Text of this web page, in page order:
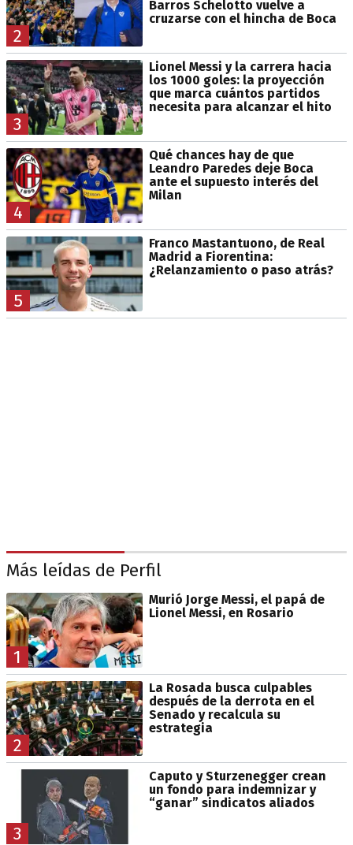
2
Barros Schelotto vuelve a
cruzarse con el hincha de Boca
3
Lionel Messi y la carrera hacia
los 1000 goles: la proyección
que marca cuántos partidos
necesita para alcanzar el hito
4
Qué chances hay de que
Leandro Paredes deje Boca
ante el supuesto interés del
Milan
5
Franco Mastantuono, de Real
Madrid a Fiorentina:
¿Relanzamiento o paso atrás?
Más leídas de Perfil
1
Murió Jorge Messi, el papá de
Lionel Messi, en Rosario
2
La Rosada busca culpables
después de la derrota en el
Senado y recalcula su
estrategia
3
Caputo y Sturzenegger crean
un fondo para indemnizar y
“ganar” sindicatos aliados